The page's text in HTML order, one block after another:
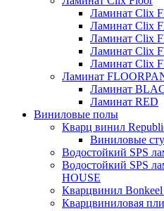
Ламинат Clix
Ламинат Clix
Ламинат Clix
Ламинат Clix
Ламинат Clix
Ламинат
Ламинат
Ламинат RED
Виниловые полы
Кварц винил
Виниловые
Водостойкий SPS
Водостойкий SPS
HOUSE
Кварцвинил Bonkeel
Кварцвиниловая